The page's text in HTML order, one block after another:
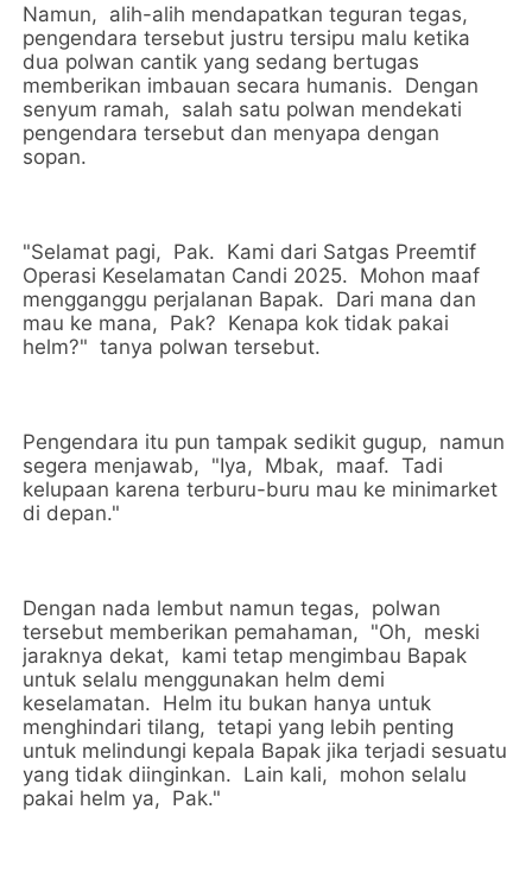
Namun, alih-alih mendapatkan teguran tegas,
pengendara tersebut justru tersipu malu ketika
dua polwan cantik yang sedang bertugas
memberikan imbauan secara humanis. Dengan
senyum ramah, salah satu polwan mendekati
pengendara tersebut dan menyapa dengan
sopan.
"Selamat pagi, Pak. Kami dari Satgas Preemtif
Operasi Keselamatan Candi 2025. Mohon maaf
mengganggu perjalanan Bapak. Dari mana dan
mau ke mana, Pak? Kenapa kok tidak pakai
helm?" tanya polwan tersebut.
Pengendara itu pun tampak sedikit gugup, namun
segera menjawab, "Iya, Mbak, maaf. Tadi
kelupaan karena terburu-buru mau ke minimarket
di depan."
Dengan nada lembut namun tegas, polwan
tersebut memberikan pemahaman, "Oh, meski
jaraknya dekat, kami tetap mengimbau Bapak
untuk selalu menggunakan helm demi
keselamatan. Helm itu bukan hanya untuk
menghindari tilang, tetapi yang lebih penting
untuk melindungi kepala Bapak jika terjadi sesuatu
yang tidak diinginkan. Lain kali, mohon selalu
pakai helm ya, Pak."